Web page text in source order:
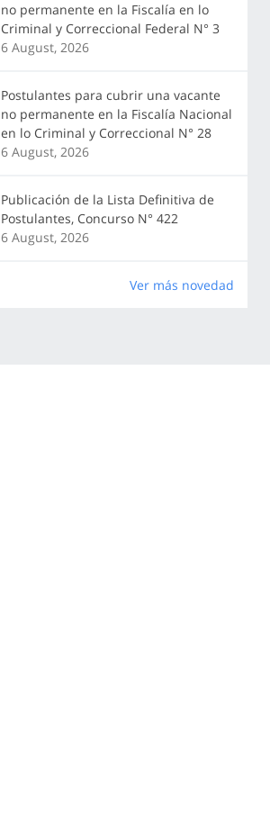
no permanente en la Fiscalía en lo
Criminal y Correccional Federal N° 3
6 August, 2026
Postulantes para cubrir una vacante
no permanente en la Fiscalía Nacional
en lo Criminal y Correccional N° 28
6 August, 2026
Publicación de la Lista Definitiva de
Postulantes, Concurso N° 422
6 August, 2026
Ver más novedad